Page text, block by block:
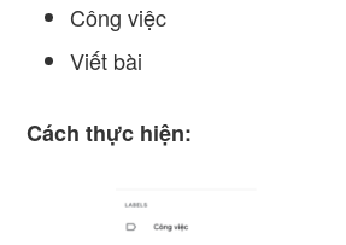
Công việc
Viết bài
Cách thực hiện: